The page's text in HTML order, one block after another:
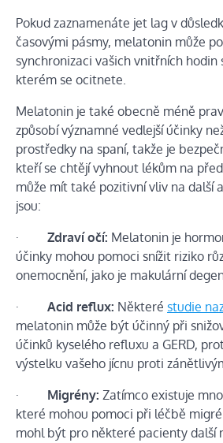
Pokud zaznamenáte jet lag v
časovými pásmy, melatonin může
synchronizaci vašich vnitřních hodin
kterém se ocitnete.
Melatonin je také obecně méně
způsobí významné vedlejší účinky
prostředky na spaní, takže je
kteří se chtějí vyhnout lékům na
může mít také pozitivní vliv na další
jsou:
· Zdraví očí: Melatonin je
účinky mohou pomoci snížit riziko
onemocnění, jako je makulární
· Acid reflux: Některé studie
melatonin může být účinný při
účinků kyselého refluxu a GERD,
výstelku vašeho jícnu proti
· Migrény: Zatímco existuje
které mohou pomoci při léčbě
mohl být pro některé pacienty další